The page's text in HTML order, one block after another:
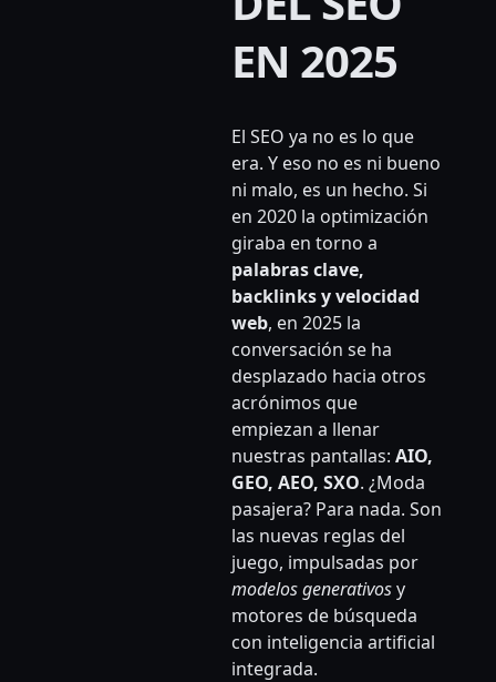
EN 2025
El SEO ya no es lo que
era. Y eso no es ni bueno
ni malo, es un hecho. Si
en 2020 la optimización
giraba en torno a
palabras clave,
backlinks y velocidad
web, en 2025 la
conversación se ha
desplazado hacia otros
acrónimos que
empiezan a llenar
nuestras pantallas: AIO,
GEO, AEO, SXO. ¿Moda
pasajera? Para nada. Son
las nuevas reglas del
juego, impulsadas por
modelos generativosy
motores de búsqueda
con inteligencia artificial
integrada.